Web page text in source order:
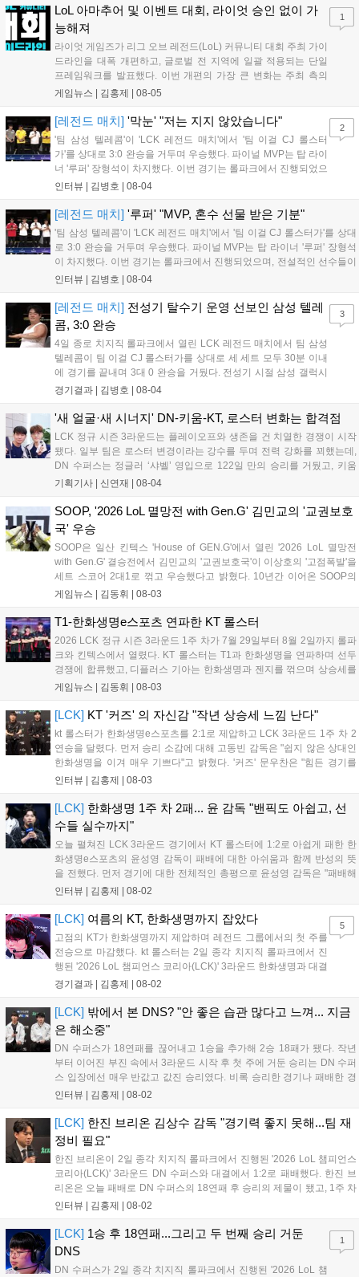
LoL 아마추어 및 이벤트 대회, 라이엇 승인 없이 가
능해져
라이엇 게임즈가 리그 오브 레전드(LoL) 커뮤니티 대회 주최 가이
드라인을 대폭 개편하고, 글로벌 전 지역에 일괄 적용되는 단일
프레임워크를 발표했다. 이번 개편의 가장 큰 변화는 주최 측의
자율성 보장이다. 그동안 대회를 개최할 때 필요했던 라이엇 게임
현황 양식만 제출하면 PC방 LAN 대회...
게임뉴스 | 김홍제 08-05
1
[레전드 매치] '막눈' "저는 지지 않았습니다"
'팀 삼성 텔레콤'이 'LCK 레전드 매치'에서 '팀 이걸 CJ 롤스터
가'를 상대로 3:0 완승을 거두며 우승했다. 파이널 MVP는 탑 라이
너 '루퍼' 장형석이 차지했다. 이번 경기는 롤파크에서 진행되었으
며, 전설적인 선수들이 모여 수준 높은 경기력을 선보였다. 선수
이러한 레전드 매치가 다시 열리기를 희망하며 경기를 성공적으
로 마무리했다....
인터뷰 | 김병호 08-04
2
[레전드 매치] '루퍼' "MVP, 혼수 선물 받은 기분"
'팀 삼성 텔레콤'이 'LCK 레전드 매치'에서 '팀 이걸 CJ 롤스터가'를 상대
로 3:0 완승을 거두며 우승했다. 파이널 MVP는 탑 라이너 '루퍼' 장형석
이 차지했다. 이번 경기는 롤파크에서 진행되었으며, 전설적인 선수들이
모여 수준 높은 경기력을 선보였다. 선수들은 오랜만에 팬들과 소통하며
희망하며 경기를 성공적으로 마무리했다....
인터뷰 | 김병호 08-04
[레전드 매치] 전성기 탈수기 운영 선보인 삼성 텔레
콤, 3:0 완승
4일 종로 치지직 롤파크에서 열린 LCK 레전드 매치에서 팀 삼성
텔레콤이 팀 이걸 CJ 롤스터가를 상대로 세 세트 모두 30분 이내
에 경기를 끝내며 3대 0 완승을 거뒀다. 전성기 시절 삼성 갤럭시
의 탈수기 운영을 재현한 팀 삼성 텔레콤은 전 라인의 고른 성장
인드 픽까지 완벽하게 가져오며 압도적인 경기력으로 승리를 확
정 지었다....
경기결과 | 김병호 08-04
3
'새 얼굴·새 시너지' DN-키움-KT, 로스터 변화는 합격점
LCK 정규 시즌 3라운드는 플레이오프와 생존을 건 치열한 경쟁이 시작
됐다. 일부 팀은 로스터 변경이라는 강수를 두며 전력 강화를 꾀했는데,
DN 수퍼스는 정글러 ‘샤벨’ 영입으로 122일 만의 승리를 거뒀고, 키움
DRX는 ‘에이밍’ 합류 후 즉각적인 승리를 따냈다. kt 롤스터는 내부 갈등
불식시켰다. 오는 5일부터 3라운드 2주 차가 시작되는 가운데, 변화를
준 팀들이 상승세를 이어갈지 주목된다....
기획기사 | 신연재 08-04
SOOP, '2026 LoL 멸망전 with Gen.G' 김민교의 '교권보호
국' 우승
SOOP은 일산 킨텍스 'House of GEN.G'에서 열린 '2026 LoL 멸망전
with Gen.G' 결승전에서 김민교의 '교권보호국'이 이상호의 '고점폭발'을
세트 스코어 2대1로 꺾고 우승했다고 밝혔다. 10년간 이어온 SOOP의
대표 e스포츠 콘텐츠인 멸망전은 스트리머들이 팀을 구성해 대결하는
국은 상금 2,500만 원과 젠지 선수 합동 방송 기회를 얻었으며, 파이널
MVP는 김레인이 선정되었다. 이번 행사는 많은 팬들의 관심을 모으며
성황리에 종료되었다....
게임뉴스 | 김동휘 08-03
T1-한화생명e스포츠 연파한 KT 롤스터
2026 LCK 정규 시즌 3라운드 1주 차가 7월 29일부터 8월 2일까지 롤파
크와 킨텍스에서 열렸다. KT 롤스터는 T1과 한화생명을 연파하며 선두
경쟁에 합류했고, 디플러스 기아는 한화생명과 젠지를 꺾으며 상승세를
입증했다. 라이즈 그룹에서는 농심 레드포스가 유일하게 2연승을 기록
이번 주 차에는 루시드의 통산 2,000어시스트와 리헨즈의 통산 500킬
달성 등 주요 기록도 함께 작성되었다....
게임뉴스 | 김동휘 08-03
[LCK] KT '커즈' 의 자신감 "작년 상승세 느낌 난다"
kt 롤스터가 한화생명e스포츠를 2:1로 제압하고 LCK 3라운드 1주 차 2
연승을 달렸다. 먼저 승리 소감에 대해 고동빈 감독은 "쉽지 않은 상대인
한화생명을 이겨 매우 기쁘다"고 밝혔다. '커즈' 문우찬은 "힘든 경기를
예상했고 실제로도 쉽지 않았지만, 우리의 장점을 잘 살려 승리해 기분
인터뷰 | 김홍제 08-03
[LCK] 한화생명 1주 차 2패... 윤 감독 "밴픽도 아쉽고, 선
수들 실수까지"
오늘 펼쳐진 LCK 3라운드 경기에서 KT 롤스터에 1:2로 아쉽게 패한 한
화생명e스포츠의 윤성영 감독이 패배에 대한 아쉬움과 함께 반성의 뜻
을 전했다. 먼저 경기에 대한 전체적인 총평으로 윤성영 감독은 "패배해
서 아쉽지만, 부족한 부분을 잘 보완해 다음 경기에서는 반드시 승리하
소 아쉬...
인터뷰 | 김홍제 08-02
[LCK] 여름의 KT, 한화생명까지 잡았다
고점의 KT가 한화생명까지 제압하며 레전드 그룹에서의 첫 주를
전승으로 마감했다. kt 롤스터는 2일 종각 치지직 롤파크에서 진
행된 '2026 LoL 챔피언스 코리아(LCK)' 3라운드 한화생명과 대결
에서 2:1로 승리하며 상승세를 이어가게 됐다. kt 롤스터는 초반에
다. 그리고 KT는 탑에서...
경기결과 | 김홍제 08-02
5
[LCK] 밖에서 본 DNS? "안 좋은 습관 많다고 느껴... 지금
은 해소중"
DN 수퍼스가 18연패를 끊어내고 1승을 추가해 2승 18패가 됐다. 작년
부터 이어진 부진 속에서 3라운드 시작 후 첫 주에 거둔 승리는 DN 수퍼
스 입장에선 매우 반값고 값진 승리였다. 비록 승리한 경기나 패배한 경
기에서 여전히 아쉬운 점도 있었지만, 오랜만에 거둔 승리였기 때문에
다"고...
인터뷰 | 김홍제 08-02
[LCK] 한진 브리온 김상수 감독 "경기력 좋지 못해...팀 재
정비 필요"
한진 브리온이 2일 종각 치지직 롤파크에서 진행된 '2026 LoL 챔피언스
코리아(LCK)' 3라운드 DN 수퍼스와 대결에서 1:2로 패배했다. 한진 브
리온은 오늘 패배로 DN 수퍼스의 18연패 후 승리의 제물이 됐고, 1주 차
에 2패를 당하며 좋지 못한 출발을 알렸다. 이하 한진 브리온 김상수 감
인터뷰 | 김홍제 08-02
[LCK] 1승 후 18연패...그리고 두 번째 승리 거둔
DNS
DN 수퍼스가 2일 종각 치지직 롤파크에서 진행된 '2026 LoL 챔
1